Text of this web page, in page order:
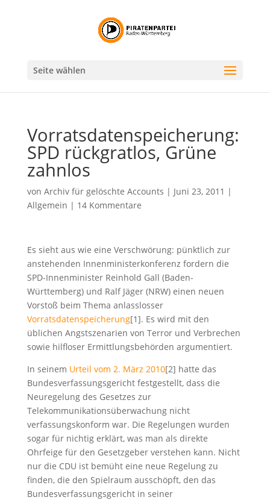
Seite wählen
Vorratsdatenspeicherung:
SPD rückgratlos, Grüne
zahnlos
von Archiv für gelöschte Accounts | Juni 23, 2011 |
Allgemein | 14 Kommentare
Es sieht aus wie eine Verschwörung: pünktlich zur
anstehenden Innenministerkonferenz fordern die
SPD-Innenminister Reinhold Gall (Baden-
Württemberg) und Ralf Jäger (NRW) einen neuen
Vorstoß beim Thema anlasslosser
Vorratsdatenspeicherung[1]. Es wird mit den
üblichen Angstszenarien von Terror und Verbrechen
sowie hilfloser Ermittlungsbehörden argumentiert.
In seinem Urteil vom 2. März 2010[2] hatte das
Bundesverfassungsgericht festgestellt, dass die
Neuregelung des Gesetzes zur
Telekommunikationsüberwachung nicht
verfassungskonform war. Die Regelungen wurden
sogar für nichtig erklärt, was man als direkte
Ohrfeige für den Gesetzgeber verstehen kann. Nicht
nur die CDU ist bemüht eine neue Regelung zu
finden, die den Spielraum ausschöpft, den das
Bundesverfassungsgericht in seiner